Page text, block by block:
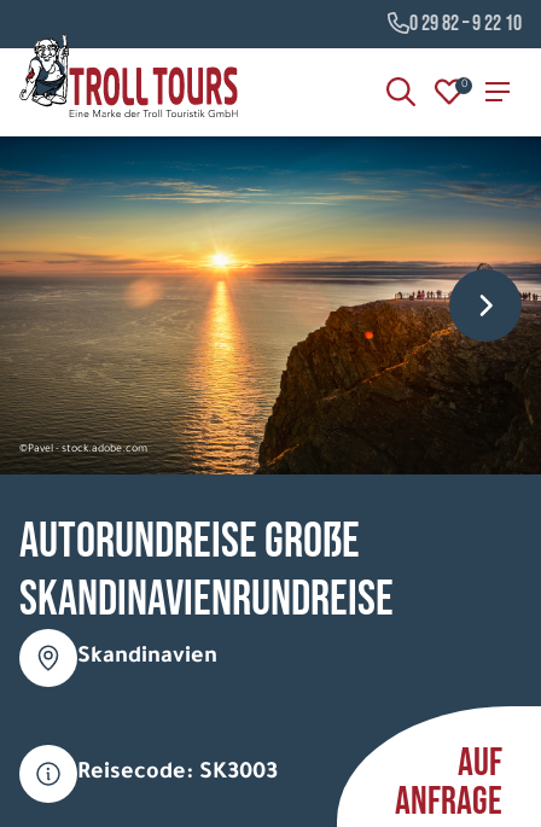
0 29 82 – 9 22 10
0
©Pavel - stock.adobe.com
Autorundreise Große
Skandinavienrundreise
Skandinavien
Reisecode: SK3003
AUF
ANFRAGE